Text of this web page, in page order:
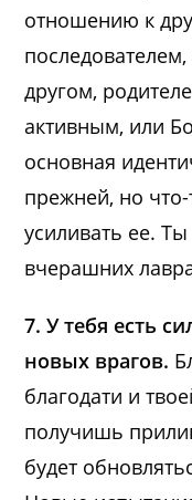
отношению к
другом,
активным, или
основная
прежней, но что-
усиливать ее.
вчерашних
7. У тебя есть
новых врагов.
благодати и
получишь
будет